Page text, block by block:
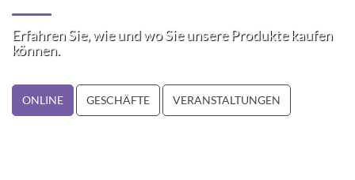
Erfahren Sie, wie und wo Sie unsere Produkte kaufen
können.
ONLINE GESCHÄFTE VERANSTALTUNGEN